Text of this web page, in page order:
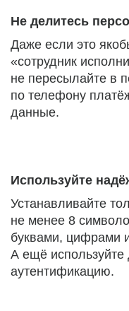
Не делитесь
Даже если это
«сотрудник
не пересылайте в
по телефону
данные.
Используйте
Устанавливайте
не менее 8
буквами, цифрами
А ещё
аутентификацию.